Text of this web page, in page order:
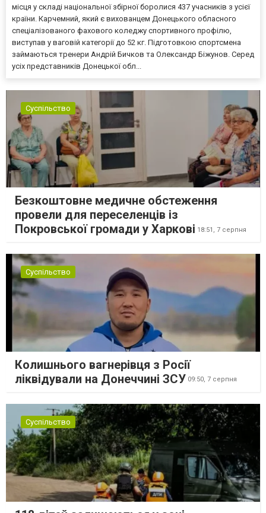
місця у складі національної збірної боролися 437 учасників з усієї
країни. Карчемний, який є вихованцем Донецького обласного
спеціалізованого фахового коледжу спортивного профілю,
виступав у ваговій категорії до 52 кг. Підготовкою спортсмена
займаються тренери Андрій Бичков та Олександр Біжунов. Серед
усіх представників Донецької обл...
Суспільство
Безкоштовне медичне обстеження
провели для переселенців із
Покровської громади у Харкові 18:51, 7 серпня
Суспільство
Колишнього вагнерівця з Росії
ліквідували на Донеччині ЗСУ 09:50, 7 серпня
Суспільство